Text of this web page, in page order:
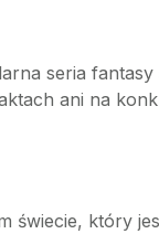
seria fantasy
ani na
świecie, który